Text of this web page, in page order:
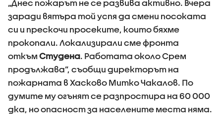
„Днес пожарът не се развива активно. Вчера
заради вятъра той успя да смени посоката
си и прескочи просеките, които бяхме
прокопали. Локализирали сме фронта
откъм Студена. Работата около Срем
продължава”, съобщи директорът на
пожарната в Хасково Митко Чакалов. По
думите му огънят се разпростира на 60 000
дка, но опасност за населените места няма.